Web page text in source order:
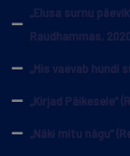
„Elusa surnu
Raudhammas,
„Mis vaevab hundi
„Kirjad Päikesele”
„Näki mitu nägu”